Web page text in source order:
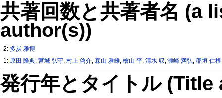
共著回数と共著者名 (a
author(s))
2: 多炭 雅博
1: 原田 隆典,宮城 弘守,村上 啓介,森山 雅雄,檜山 平,清水 収,瀬崎 満弘,稲垣 仁根
発行年とタイトル